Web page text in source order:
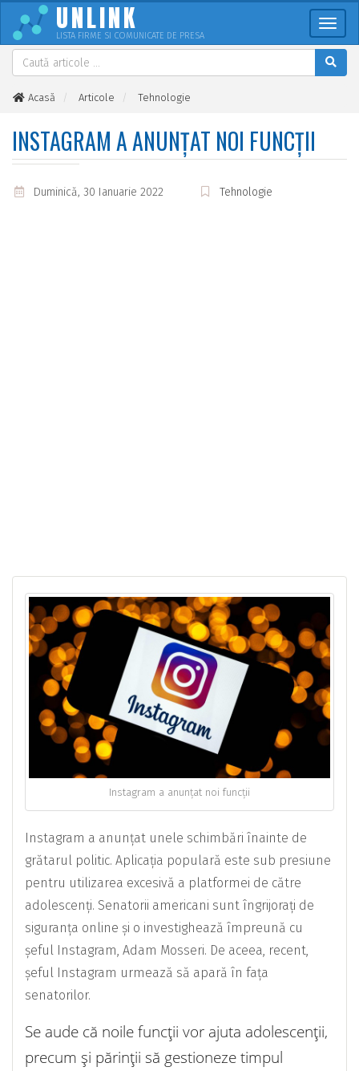
UNLINK
LISTA FIRME SI COMUNICATE DE PRESA
Acasă Articole
Tehnologie
INSTAGRAM A ANUNȚAT NOI FUNCȚII
Duminică, 30 Ianuarie 2022 Tehnologie
Instagram a anunțat noi funcții
Instagram a anunțat unele schimbări înainte de
grătarul politic. Aplicația populară este sub presiune
pentru utilizarea excesivă a platformei de către
adolescenți. Senatorii americani sunt îngrijorați de
siguranța online și o investighează împreună cu
șeful Instagram, Adam Mosseri. De aceea, recent,
șeful Instagram urmează să apară în fața
senatorilor.
Se aude că noile funcții vor ajuta adolescenții,
precum și părinții să gestioneze timpul